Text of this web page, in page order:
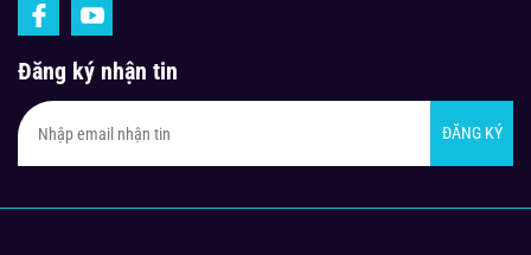
Đăng ký nhận tin
ĐĂNG KÝ